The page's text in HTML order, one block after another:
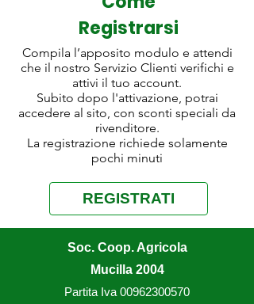
Registrarsi
Compila l’apposito modulo e attendi
che il nostro Servizio Clienti verifichi e
attivi il tuo account.
Subito dopo l'attivazione, potrai
accedere al sito, con sconti speciali da
rivenditore.
La registrazione richiede solamente
pochi minuti
REGISTRATI
Soc. Coop. Agricola
Mucilla 2004
Partita Iva 00962300570